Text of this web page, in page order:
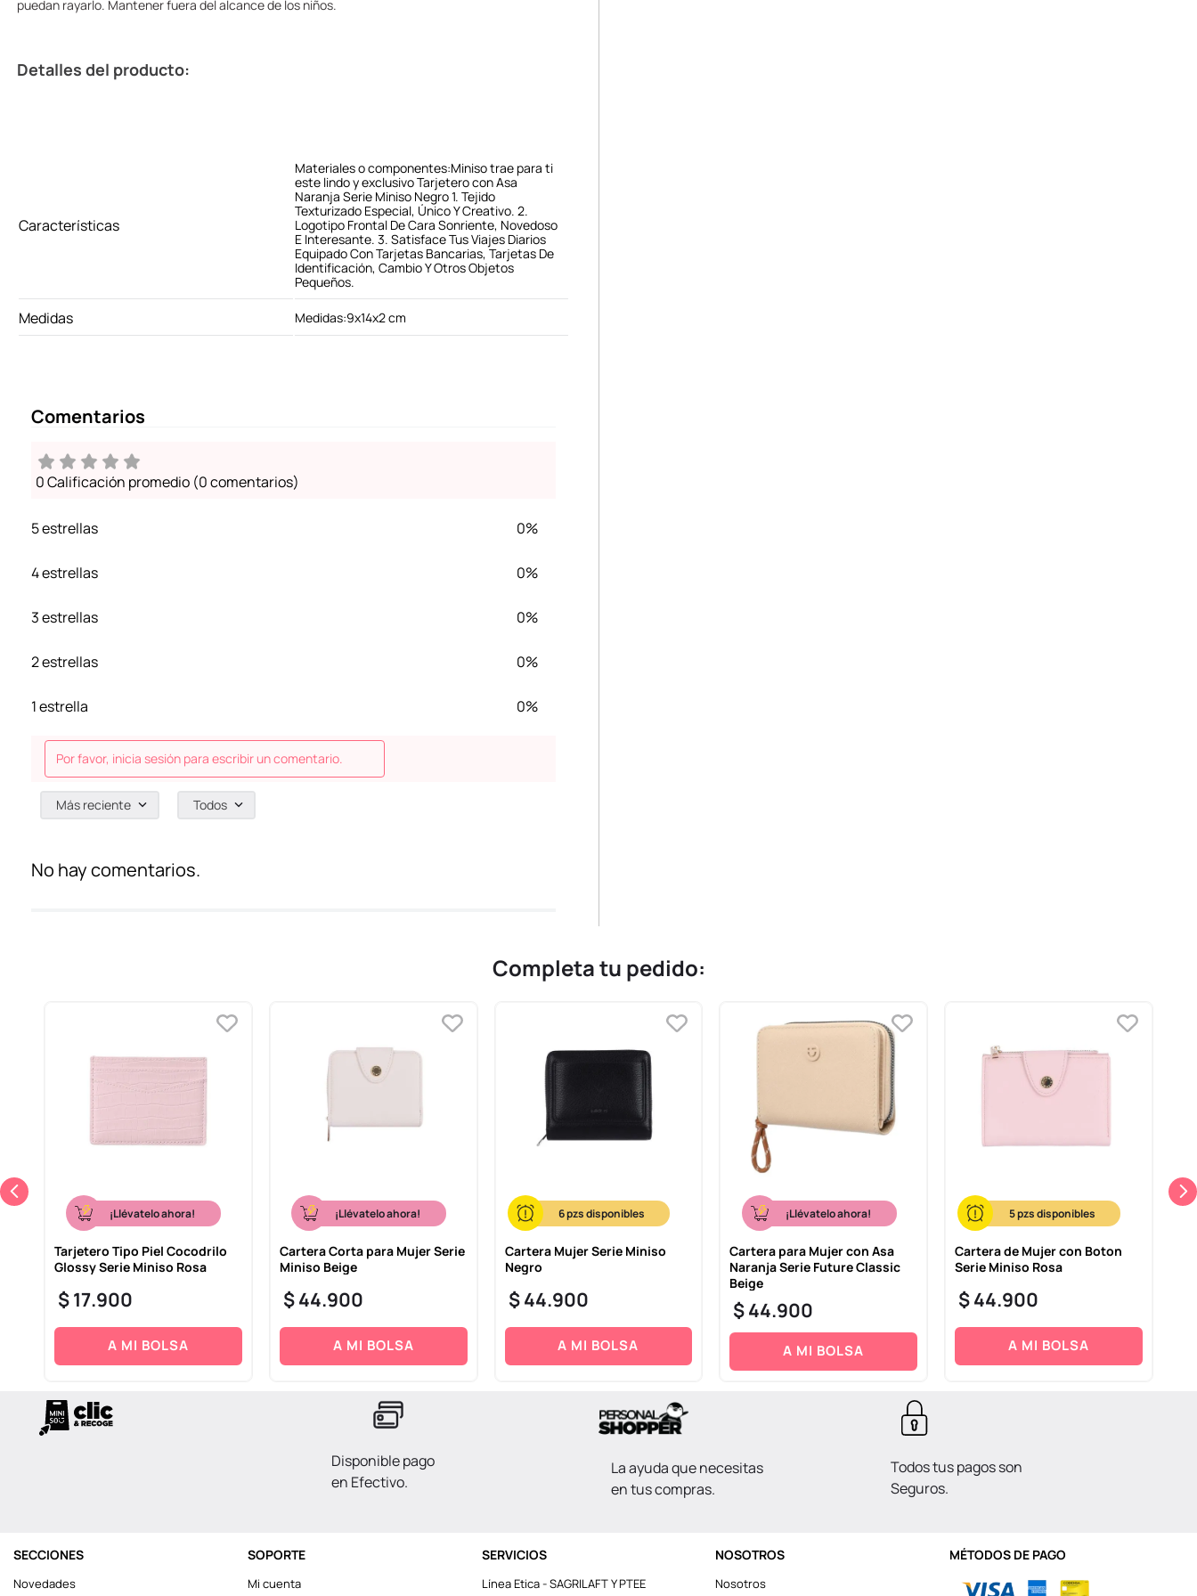
puedan rayarlo. Mantener fuera del alcance de los niños.
Detalles del producto:
Características
Materiales o componentes:Miniso trae para ti
este lindo y exclusivo Tarjetero con Asa
Naranja Serie Miniso Negro 1. Tejido
Texturizado Especial, Único Y Creativo. 2.
Logotipo Frontal De Cara Sonriente, Novedoso
E Interesante. 3. Satisface Tus Viajes Diarios
Equipado Con Tarjetas Bancarias, Tarjetas De
Identificación, Cambio Y Otros Objetos
Pequeños.
Medidas Medidas:9x14x2 cm
Comentarios
0 Calificación promedio (0 comentarios)
5 estrellas 0%
4 estrellas 0%
3 estrellas 0%
2 estrellas 0%
1 estrella 0%
Por favor, inicia sesión para escribir un comentario.
Más reciente Todos
No hay comentarios.
Completa tu pedido:
¡Llévatelo ahora!
Tarjetero Tipo Piel Cocodrilo
Glossy Serie Miniso Rosa
$17.900
A MI BOLSA
¡Llévatelo ahora!
Cartera Corta para Mujer Serie
Miniso Beige
$44.900
A MI BOLSA
6
Cartera Mujer Serie Miniso
Negro
$44.900
A MI BOLSA
¡Llévatelo ahora!
Cartera para Mujer con Asa
Naranja Serie Future Classic
Beige
$44.900
A MI BOLSA
5
Cartera de Mujer con Boton
Serie Miniso Rosa
$44.900
A MI BOLSA
Disponible pago
en Efectivo.
La ayuda que necesitas
en tus compras.
Todos tus pagos son
Seguros.
SECCIONES
Novedades
SOPORTE
Mi cuenta
SERVICIOS
Línea Etica - SAGRILAFT Y PTEE
NOSOTROS
Nosotros
MÉTODOS DE PAGO